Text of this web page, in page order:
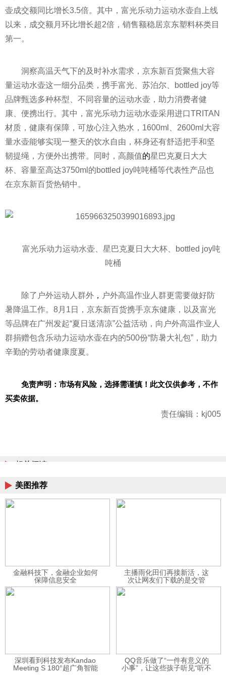
壶成交额同比增长3.5倍。其中，富光乐动力运动水壶自上线
以来，成交额月环比增长超2倍，销售额稳居京东塑料杯类目
第一。
洞察高温天气下的及时补水需求，京东新百货聚焦大容
量运动水壶这一细分品类，携手富光、苏泊尔、bottled joy等
品牌甄选多种杯型、不同容量的运动水壶，助力消费者健
康、便携出行。其中，富光乐动力运动水壶采用进口TRITAN
材质，健康有保障，可放心注入热水，1600ml、2600ml大容
量水壶能够实现一整天的饮水自由，杯身还有舒适把手和坚
韧提绳，方便外出携带。同时，高颜值的星巴克夏日 大大
杯、容量至高达3750ml的bottled joy吨吨桶等代表性产品也
在京东新百货热销中。
富光乐动力运动水壶、星巴克夏日 大大杯、bottled joy吨
吨桶
除了户外运动人群外 ， 户外高温作业人群更需要做好防
暑降温工作。8月1日，京东新百货携手京东健康，以及富光
等品牌在广州发起“夏日送清凉”公益活动，向户外高温作业人
群捐赠包含乐动力运动水壶在内的500份“防暑大礼包”，助力
辛勤的劳动者健康度夏。
免责声明：市场有风险，选择需谨慎！此文仅供参考，不作
买卖依据。
责任编辑：kj005
相关阅读
美图推荐
金融科技下，金融企业如何
保障信息安全
主播雨化田们再接新活，这
次让网友们下载的是交管
12123APP
深圳看到科技发布Kandao
Meeting S 180°超广角智能
QQ音乐做了“一件有意义的
小事”，让这些孩子听见“听不